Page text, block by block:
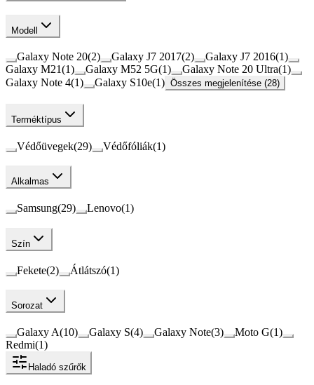
Modell
Galaxy Note 20(2) Galaxy J7 2017(2) Galaxy J7 2016(1)
Galaxy M21(1) Galaxy M52 5G(1) Galaxy Note 20 Ultra(1)
Galaxy Note 4(1) Galaxy S10e(1) Összes megjelenítése (28)
Terméktípus
Védőüvegek(29) Védőfóliák(1)
Alkalmas
Samsung(29) Lenovo(1)
Szín
Fekete(2) Átlátszó(1)
Sorozat
Galaxy A(10) Galaxy S(4) Galaxy Note(3) Moto G(1)
Redmi(1)
Haladó szűrők